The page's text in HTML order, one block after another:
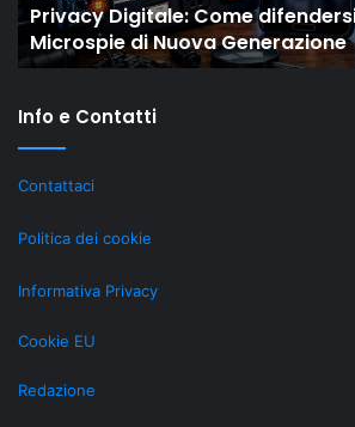
e
gli
MMO
storici
rilevanti
LiveOps
Il “New Old” Drop di
MMO storici restano
Info e Contatti
Contattaci
Politica dei cookie
Informativa Privacy
Cookie EU
Redazione